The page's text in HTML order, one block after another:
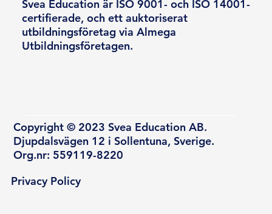
Svea Education är ISO 9001- och ISO 14001-
certifierade, och ett auktoriserat
utbildningsföretag via Almega
Utbildningsföretagen.
Copyright © 2023 Svea Education AB.
Djupdalsvägen 12 i Sollentuna, Sverige.
Org.nr: 559119-8220
Privacy Policy